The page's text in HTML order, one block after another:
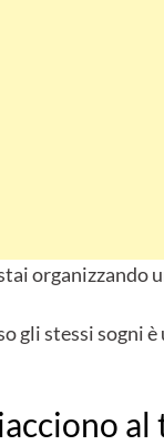
organizzando
gli stessi sogni